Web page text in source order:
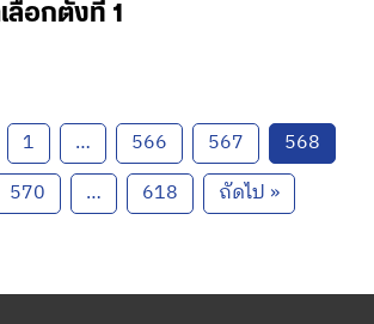
ลือกตั้งที่ 1
1 … 566 567
568
570 … 618 ถัดไป »